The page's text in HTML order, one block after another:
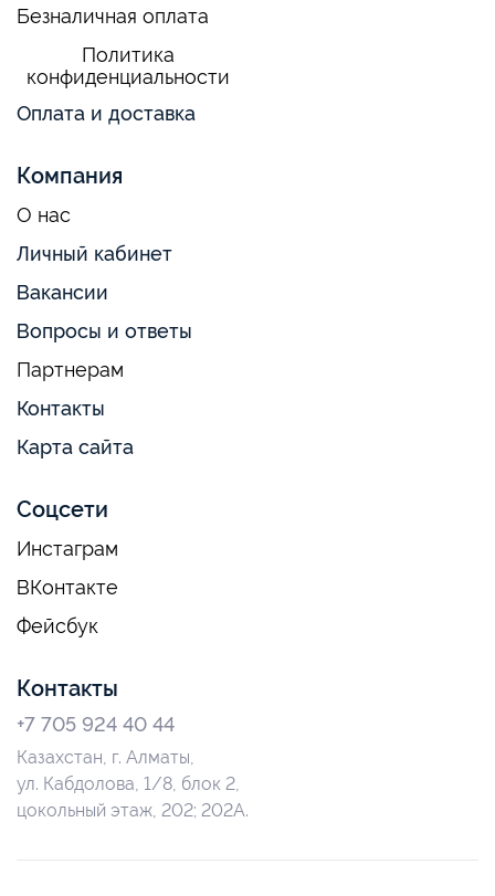
Безналичная оплата
Политика
конфиденциальности
Оплата и доставка
Компания
О нас
Личный кабинет
Вакансии
Вопросы и ответы
Партнерам
Контакты
Карта сайта
Соцсети
Инстаграм
ВКонтакте
Фейсбук
Контакты
+7 705 924 40 44
Казахстан, г. Алматы,
ул. Кабдолова, 1/8, блок 2,
цокольный этаж, 202; 202А.